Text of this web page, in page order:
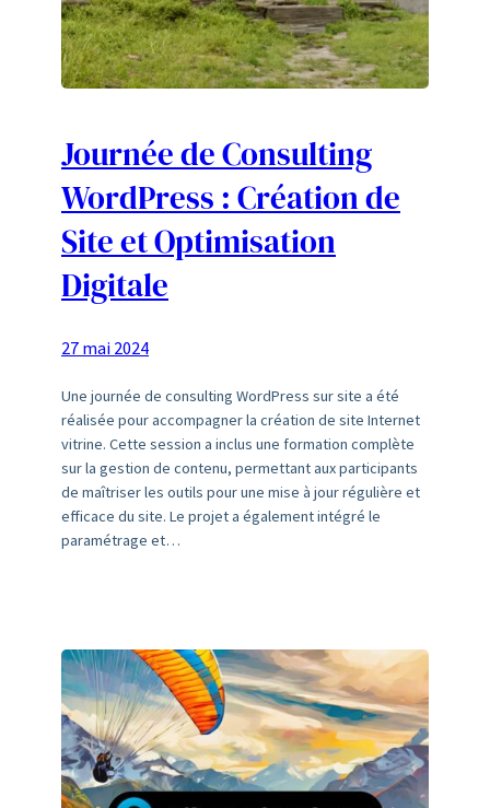
Journée de Consulting
WordPress : Création de
Site et Optimisation
Digitale
27 mai 2024
Une journée de consulting WordPress sur site a été
réalisée pour accompagner la création de site Internet
vitrine. Cette session a inclus une formation complète
sur la gestion de contenu, permettant aux participants
de maîtriser les outils pour une mise à jour régulière et
efficace du site. Le projet a également intégré le
paramétrage et…